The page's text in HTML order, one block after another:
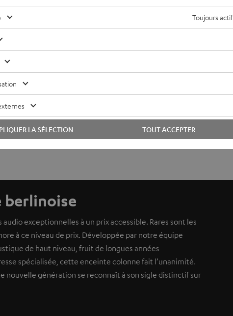
berlinoise
exceptionnelles à un prix accessible. Rares sont les
à ce niveau de prix. Développée par notre équipe
de haut niveau, fruit de longues années
spécialisée, cette enceinte colonne fait l’unanimité.
nouvelle génération se reconnaît à son sigle distinctif sur
Toujours actif
TOUT ACCEPTER
LA SÉLECTION